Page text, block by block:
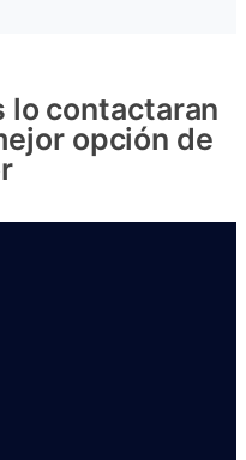
lo contactaran
opción de